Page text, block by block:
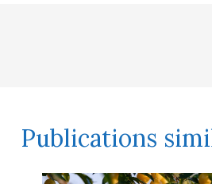
Publications